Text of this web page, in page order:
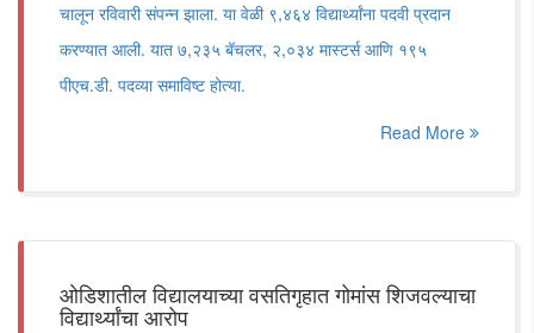
चालून रविवारी संपन्न झाला. या वेळी ९,४६४ विद्यार्थ्यांना पदवी प्रदान
करण्यात आली. यात ७,२३५ बॅचलर, २,०३४ मास्टर्स आणि १९५
पीएच.डी. पदव्या समाविष्ट होत्या.
Read More
ओडिशातील विद्यालयाच्या वसतिगृहात गोमांस शिजवल्याचा
विद्यार्थ्यांचा आरोप